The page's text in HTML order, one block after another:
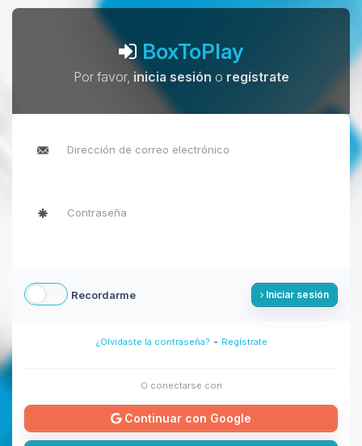
BoxToPlay
Por favor, inicia sesión o regístrate
Recordarme Iniciar sesión
¿Olvidaste la contraseña? - Regístrate
O conectarse con
Continuar con Google